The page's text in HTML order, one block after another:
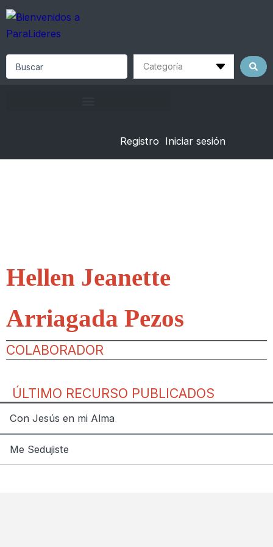
Skip
content
Registro Iniciar sesión
Hellen Jeanette
Arriagada Pezos
COLABORADOR
ÚLTIMO RECURSO PUBLICADOS
Con Jesús en mi Alma
Me Sedujiste